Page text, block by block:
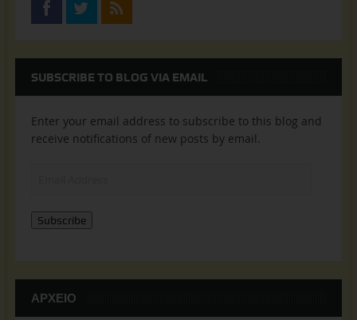
SUBSCRIBE TO BLOG VIA EMAIL
Enter your email address to subscribe to this blog and
receive notifications of new posts by email.
Subscribe
ΑΡΧΕΊΟ